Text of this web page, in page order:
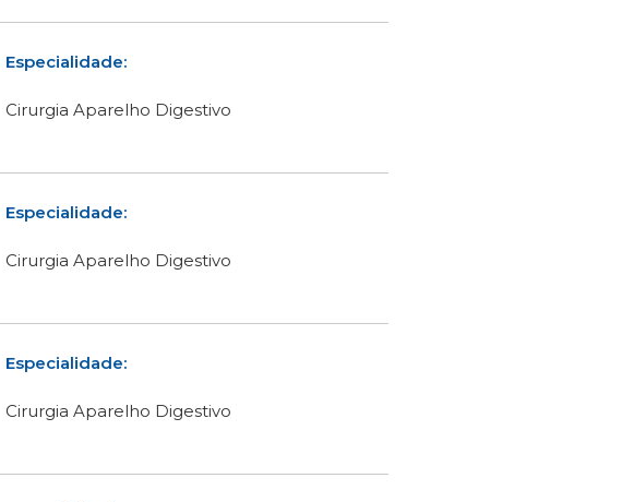
Especialidade:
Cirurgia Aparelho Digestivo
Especialidade:
Cirurgia Aparelho Digestivo
Especialidade:
Cirurgia Aparelho Digestivo